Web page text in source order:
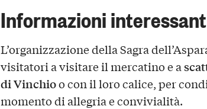
Informazioni
L’organizzazione della Sagra
visitatori a visitare il mercatino e a
di Vinchioo con il loro calice, per
momento di allegria e convivialità.